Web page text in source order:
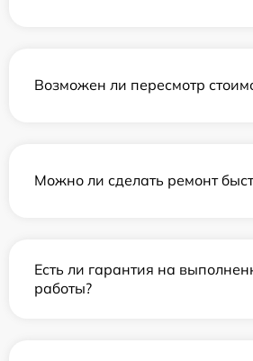
Возможен ли пересмотр
Можно ли сделать ремонт
Есть ли гарантия на
работы?